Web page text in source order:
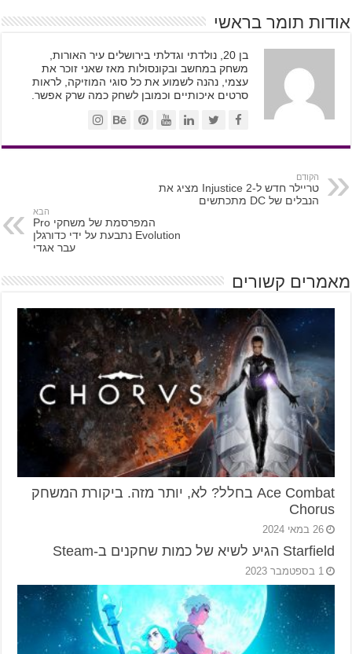
אודות תומר בראשי
בן 20, נולדתי וגדלתי בירושלים עיר האורות,
משחק במחשב ובקונסולות מאז שאני זוכר את
עצמי, נהנה לשמוע את כל סוגי המוזיקה, לראות
סרטים איכותיים וכמובן לשחק כמה שרק אפשר.
הקודם
טריילר חדש ל-Injustice 2 מציג את
הנבלים של DC מתכתשים
הבא
המפרסמת של משחקי Pro
Evolution נתבעת על ידי כדורגלן
עבר אגדי
מאמרים קשורים
Ace Combat בחלל? לא, יותר מזה. ביקורת המשחק
Chorus
26 במאי 2024
Starfield הגיע לשיא של כמות שחקנים ב-Steam
1 בספטמבר 2023